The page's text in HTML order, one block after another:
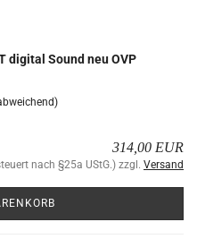
di­gi­tal Sound neu OVP
314,00 EUR
nach §25a UStG.) zzgl. Versand